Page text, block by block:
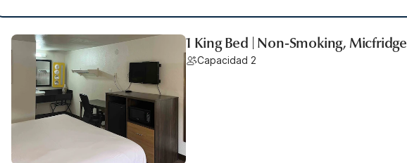
1 King Bed | Non-Smoking, Micfridge
Capacidad 2